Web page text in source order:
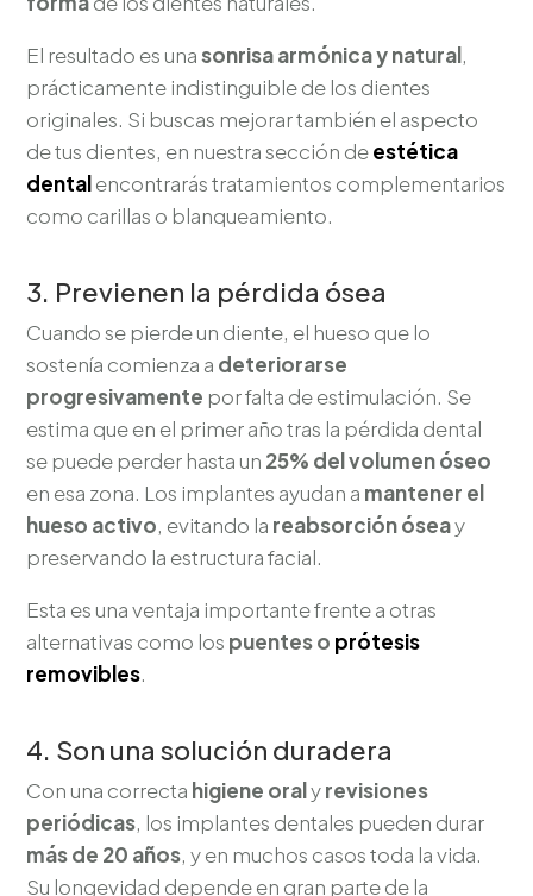
El resultado es unasonrisa armónica y natural,
prácticamente indistinguible de los dientes
originales. Si buscas mejorar también el aspecto
de tus dientes, en nuestra sección deestética
dentalencontrarás tratamientos complementarios
como carillas o blanqueamiento.
3. Previenen la pérdida ósea
Cuando se pierde un diente, el hueso que lo
sostenía comienza a deteriorarse
progresivamente por falta de estimulación. Se
estima que en el primer año tras la pérdida dental
se puede perder hasta un 25% del volumen óseo
en esa zona. Los implantes ayudan a mantener el
hueso activo, evitando la reabsorción óseay
preservando la estructura facial.
Esta es una ventaja importante frente a otras
alternativas como los puentes o prótesis
removibles.
4. Son una solución duradera
Con una correcta higiene oralyrevisiones
periódicas, los implantes dentales pueden durar
más de 20 años, y en muchos casos toda la vida.
Su longevidad depende en gran parte de la